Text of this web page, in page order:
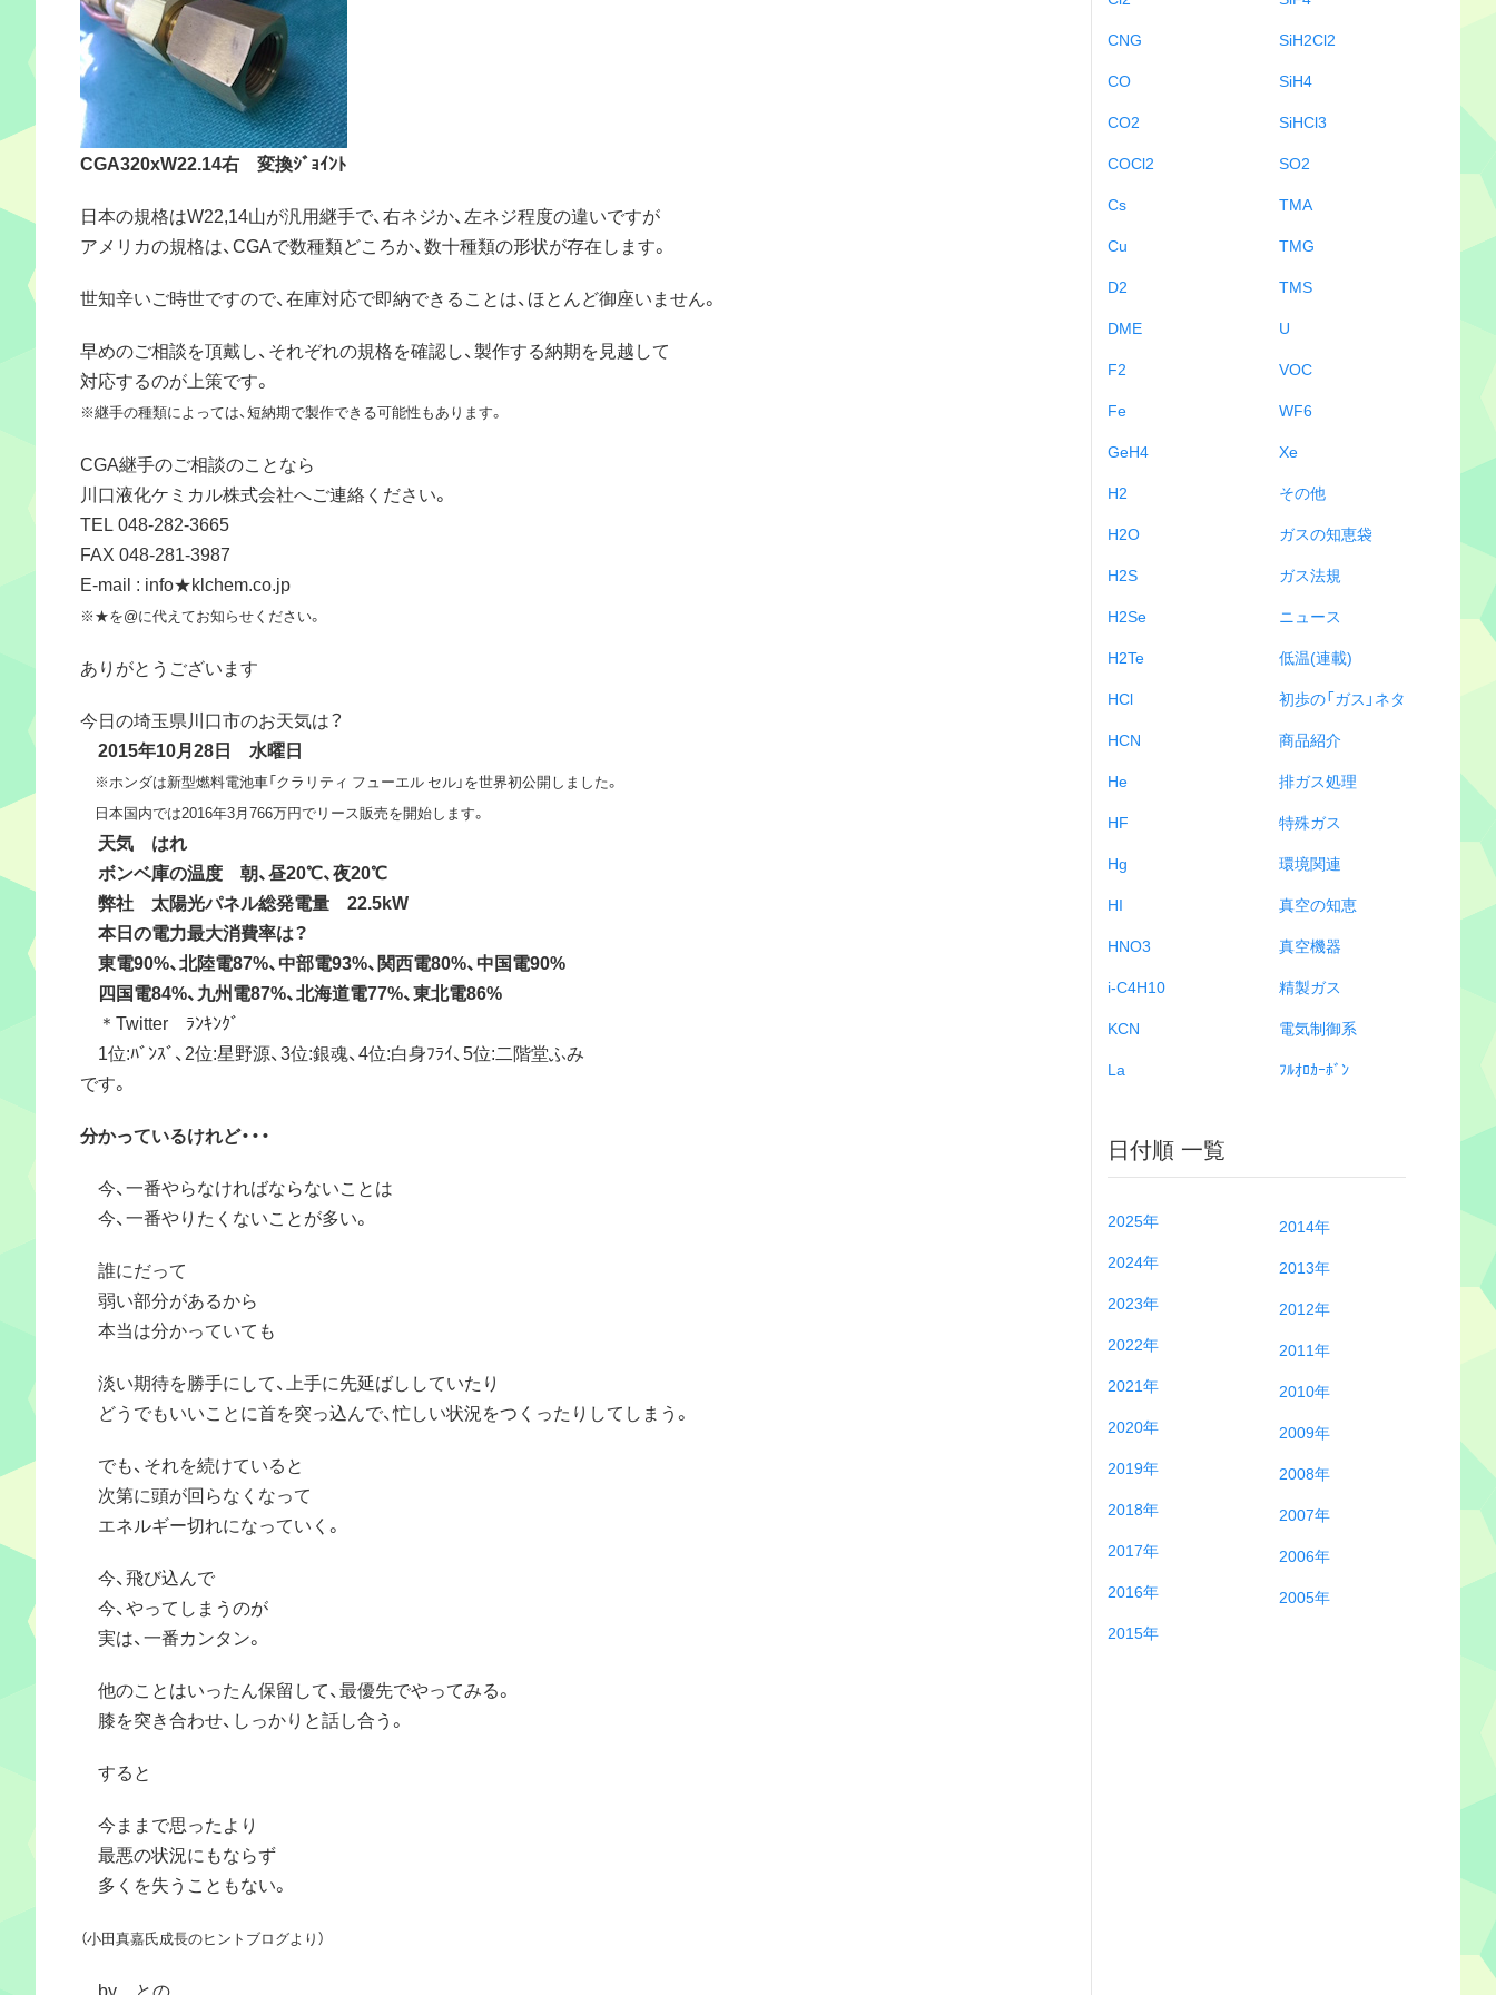
CGA320xW22.14右 変換ｼﾞｮｲﾝﾄ
日本の規格はW22,14山が汎用継手で、右ネジか、左ネジ程度の違いですが
アメリカの規格は、CGAで数種類どころか、数十種類の形状が存在します。
世知辛いご時世ですので、在庫対応で即納できることは、ほとんど御座いません。
早めのご相談を頂戴し、それぞれの規格を確認し、製作する納期を見越して
対応するのが上策です。
※継手の種類によっては、短納期で製作できる可能性もあります。
CGA継手のご相談のことなら
川口液化ケミカル株式会社へご連絡ください。
TEL 048-282-3665
FAX 048-281-3987
E-mail : info★klchem.co.jp
※★を@に代えてお知らせください。
ありがとうございます
今日の埼玉県川口市のお天気は？
2015年10月28日 水曜日
※ホンダは新型燃料電池車「クラリティ フューエル セル」を世界初公開しました。
日本国内では2016年3月766万円でリース販売を開始します。
天気 はれ
ボンベ庫の温度 朝、昼20℃、夜20℃
弊社 太陽光パネル総発電量 22.5kW
本日の電力最大消費率は？
東電90%、北陸電87%、中部電93%、関西電80%、中国電90%
四国電84%、九州電87%、北海道電77%、東北電86%
＊Twitter ﾗﾝｷﾝｸﾞ
1位:ﾊﾞﾝｽﾞ、2位:星野源、3位:銀魂、4位:白身ﾌﾗｲ、5位:二階堂ふみ
です。
分かっているけれど・・・
今、一番やらなければならないことは
今、一番やりたくないことが多い。
誰にだって
弱い部分があるから
本当は分かっていても
淡い期待を勝手にして、上手に先延ばししていたり
どうでもいいことに首を突っ込んで、忙しい状況をつくったりしてしまう。
でも、それを続けていると
次第に頭が回らなくなって
エネルギー切れになっていく。
今、飛び込んで
今、やってしまうのが
実は、一番カンタン。
他のことはいったん保留して、最優先でやってみる。
膝を突き合わせ、しっかりと話し合う。
すると
今ままで思ったより
最悪の状況にもならず
多くを失うこともない。
（小田真嘉氏成長のヒントブログより）
CNG
CO
CO2
COCl2
Cs
Cu
D2
DME
F2
Fe
GeH4
H2
H2O
H2S
H2Se
H2Te
HCl
HCN
He
HF
Hg
HI
HNO3
i-C4H10
KCN
La
SiH2Cl2
SiH4
SiHCl3
SO2
TMA
TMG
TMS
U
VOC
WF6
Xe
その他
ガスの知恵袋
ガス法規
ニュース
低温(連載)
初歩の「ガス」ネタ
商品紹介
排ガス処理
特殊ガス
環境関連
真空の知恵
真空機器
精製ガス
電気制御系
ﾌﾙｵﾛｶｰﾎﾞﾝ
日付順 一覧
2025年
2024年
2023年
2022年
2021年
2020年
2019年
2018年
2017年
2016年
2015年
2014年
2013年
2012年
2011年
2010年
2009年
2008年
2007年
2006年
2005年